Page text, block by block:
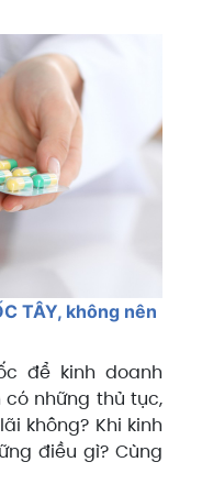
TÂY, không nên
để kinh doanh
những thủ tục,
không? Khi kinh
điều gì? Cùng